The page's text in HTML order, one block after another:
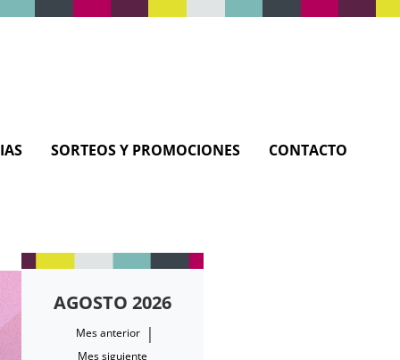
SORTEOS Y PROMOCIONES CONTACTO
AGOSTO 2026
Mes anterior |
Mes siguiente